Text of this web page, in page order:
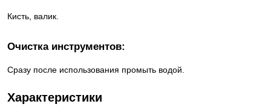
Кисть, валик.
Очистка инструментов:
Сразу после использования промыть водой.
Характеристики